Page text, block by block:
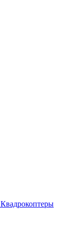
Квадрокоптеры